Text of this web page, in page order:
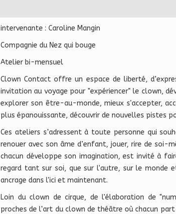
intervenante : Caroline Mangin
Compagnie du Nez qui bouge
Atelier bi-mensuel
Clown Contact offre un espace de liberté,
invitation au voyage pour "expériencer" le clown,
explorer son être-au-monde, mieux s'accepter,
plus épanouissante, découvrir de nouvelles pistes
Ces ateliers s’adressent à toute personne qui
renouer avec son âme d’enfant, jouer, rire de soi-
chacun développe son imagination, est invité à
regard tant sur soi, que sur l'autre, sur le monde
ancrage dans l'ici et maintenant.
Loin du clown de cirque, de l'élaboration de
proches de l’art du clown de théâtre où chacun